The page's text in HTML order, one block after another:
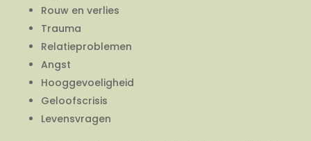
Rouw en verlies
Trauma
Relatieproblemen
Angst
Hooggevoeligheid
Geloofscrisis
Levensvragen